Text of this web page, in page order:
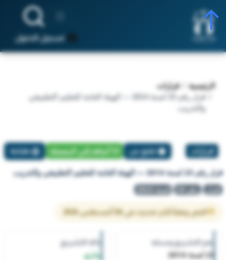
تسجيل الدخول
الرئيسية
قرارات
قرار رقم 23 لسنة 2014 — الهيئة العامة للتعليم التطبيقي
والتدريب
قرارات تبليغ عن أضافة إلي المفضلة طباعة
قرار رقم 23 لسنة 2014 — الهيئة العامة للتعليم التطبيقي والتدريب
قرار رقم 23 لسنة 2014
النص وفقاً لآخر تحديث في 06 أغسطس 2026
رقم التشريع وسنته
23 لسنة 2014
حالة التشريع
ساري